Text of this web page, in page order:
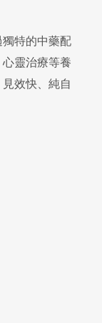
特的中藥配
靈治療等養
效快、純自